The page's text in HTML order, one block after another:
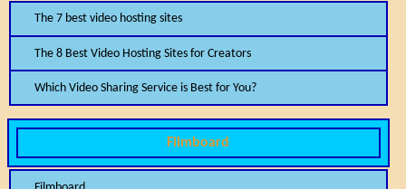
The 7 best video hosting sites
The 8 Best Video Hosting Sites for Creators
Which Video Sharing Service is Best for You?
Filmboard